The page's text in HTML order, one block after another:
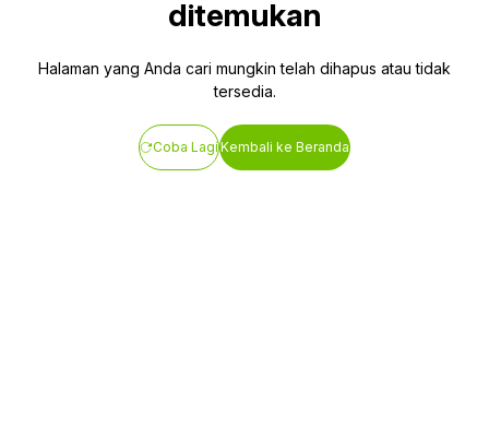
ditemukan
Halaman yang Anda cari mungkin telah dihapus atau tidak
tersedia.
Coba LagiKembali ke Beranda